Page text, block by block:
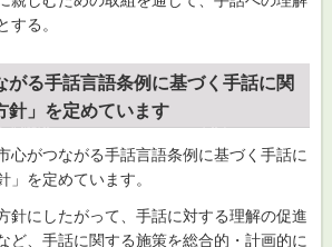
する。
がる手話言語条例に基づく手話に関
針」を定めています
心がつながる手話言語条例に基づく手話に
」を定めています。
針にしたがって、手話に対する理解の促進
ど、手話に関する施策を総合的・計画的に